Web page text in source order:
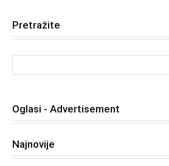
Pretražite
Oglasi - Advertisement
Najnovije